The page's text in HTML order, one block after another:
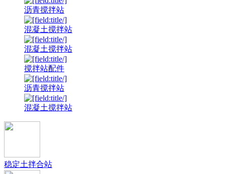
沥青搅拌站
混凝土搅拌站
混凝土搅拌站
搅拌站配件
沥青搅拌站
混凝土搅拌站
稳定土拌合站